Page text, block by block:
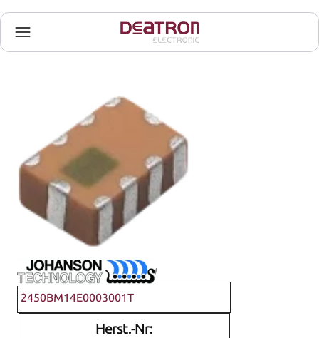
Johanson Technology
2450BM14E0003001T
Herst.-Nr: